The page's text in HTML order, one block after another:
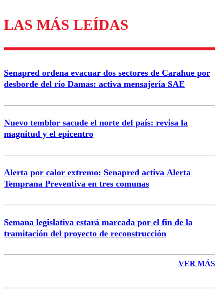
Los comentarios son moderados para garantizar un
diálogo respetuoso.
Nombre
Correo
LAS MÁS LEÍDAS
Senapred ordena evacuar dos sectores de Carahue por
desborde del río Damas: activa mensajería SAE
Nuevo temblor sacude el norte del país: revisa la
magnitud y el epicentro
Alerta por calor extremo: Senapred activa Alerta
Temprana Preventiva en tres comunas
Semana legislativa estará marcada por el fin de la
tramitación del proyecto de reconstrucción
VER MÁS